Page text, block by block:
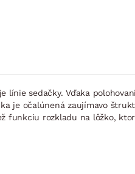
línie sedačky. Vďaka
je očalúnená zaujímavo
funkciu rozkladu na lôžko,